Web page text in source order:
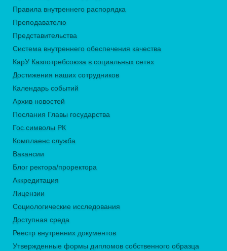
Правила внутреннего распорядка
Преподавателю
Представительства
Система внутреннего обеспечения качества
КарУ Казпотребсоюза в социальных сетях
Достижения наших сотрудников
Календарь событий
Архив новостей
Послания Главы государства
Гос.символы РК
Комплаенс служба
Вакансии
Блог ректора/проректора
Аккредитация
Лицензии
Социологические исследования
Доступная среда
Реестр внутренних документов
Утвержденные формы дипломов собственного образца